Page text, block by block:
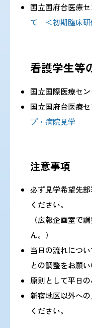
国立国府台医
て ＜初期臨床研
看護学生等
国立国際医療
国立国府台医
プ・病院見学
注意事項
必ず見学希望先
ください。
（広報企画室で
ん。）
当日の流れにつ
との調整をお願い
原則として平日の
新宿地区以外へ
ください。